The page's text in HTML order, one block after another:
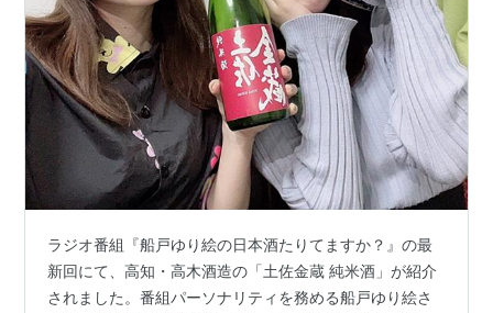
ラジオ番組『船戸ゆり絵の日本酒たりてますか？』の最
新回にて、高知・高木酒造の「土佐金蔵 純米酒」が紹介
されました。番組パーソナリティを務める船戸ゆり絵さ